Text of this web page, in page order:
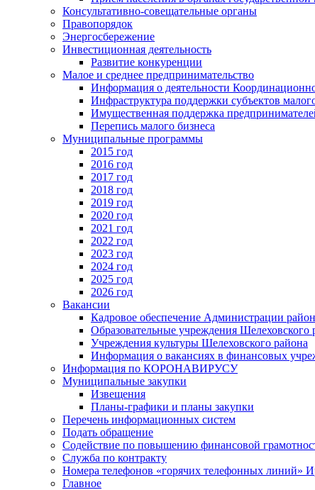
Консультативно-совещательные органы
Правопорядок
Энергосбережение
Инвестиционная деятельность
Развитие конкуренции
Малое и среднее предпринимательство
Информация о деятельности
Инфраструктура поддержки субъектов
Имущественная поддержка
Перепись малого бизнеса
Муниципальные программы
2015 год
2016 год
2017 год
2018 год
2019 год
2020 год
2021 год
2022 год
2023 год
2024 год
2025 год
2026 год
Вакансии
Кадровое обеспечение Администрации
Образовательные учреждения Шелеховского
Учреждения культуры Шелеховского района
Информация о вакансиях в финансовых
Информация по КОРОНАВИРУСУ
Муниципальные закупки
Извещения
Планы-графики и планы закупки
Перечень информационных систем
Подать обращение
Содействие по повышению финансовой
Служба по контракту
Номера телефонов «горячих телефонных линий»
Главное